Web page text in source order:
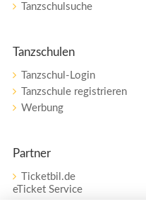
Tanzschulsuche
Tanzschulen
Tanzschul-Login
Tanzschule registrieren
Werbung
Partner
Ticketbil.de
eTicket Service